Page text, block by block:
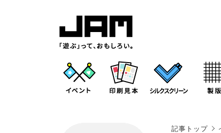
記事トップ